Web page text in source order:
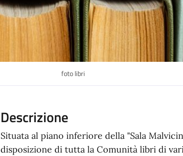
foto libri
Descrizione
Situata al piano inferiore della "Sala
disposizione di tutta la Comunità libri di